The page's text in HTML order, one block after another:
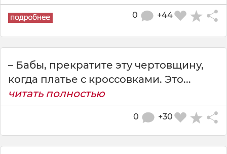
+44
0
– Бабы, прекратите эту чертовщину,
когда платье с кроссовками. Это...
читать полностью
+30
0